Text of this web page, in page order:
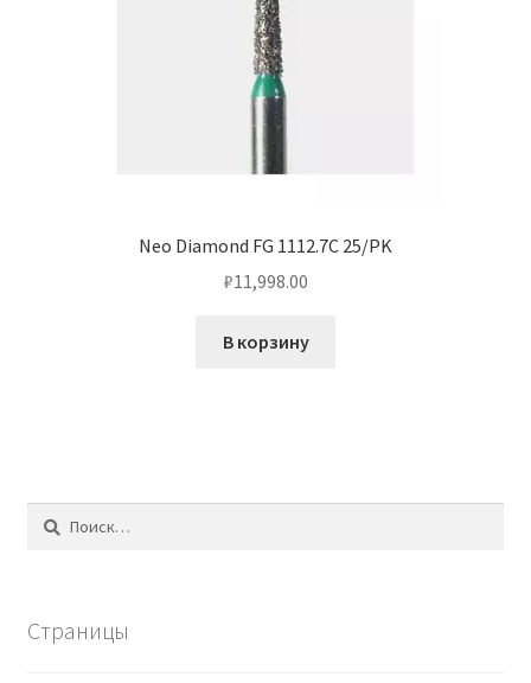
Neo Diamond FG 1112.7C 25/PK
₽11,998.00
В корзину
Найти:
Страницы